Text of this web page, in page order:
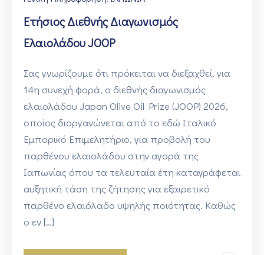
Ετήσιος Διεθνής Διαγωνισμός
Ελαιολάδου JOOP
Σας γνωρίζουμε ότι πρόκειται να διεξαχθεί, για
14η συνεχή φορά, ο διεθνής διαγωνισμός
ελαιολάδου Japan Olive Oil Prize (JOOP) 2026,
οποίος διοργανώνεται από το εδώ Ιταλικό
Εμπορικό Επιμελητήριο, για προβολή του
παρθένου ελαιολάδου στην αγορά της
Ιαπωνίας όπου τα τελευταία έτη καταγράφεται
αυξητική τάση της ζήτησης για εξαιρετικό
παρθένο ελαιόλαδο υψηλής ποιότητας. Καθώς
ο εν […]